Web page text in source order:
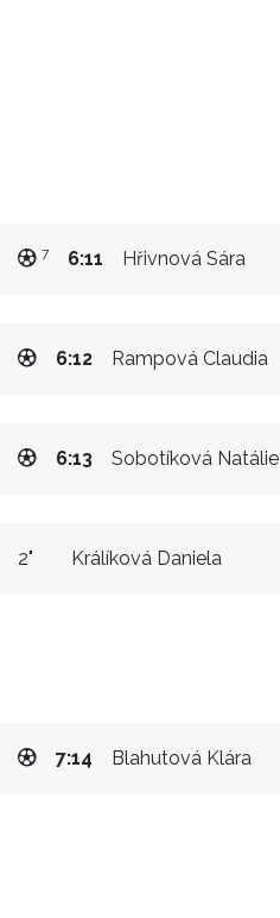
Hřivnová Sára
6:11
7
Rampová Claudia
6:12
Sobotíková Natálie
6:13
Králíková Daniela
2"
Blahutová Klára
7:14